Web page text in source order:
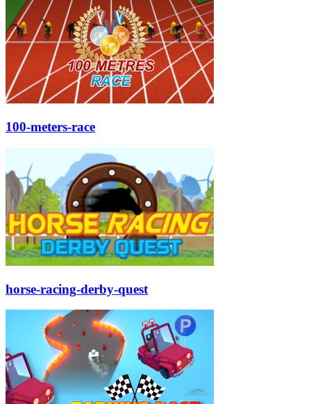
100-meters-race
horse-racing-derby-quest